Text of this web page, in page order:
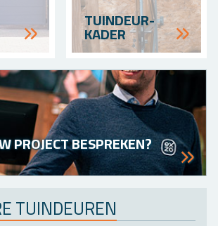
TUIN­DEUR­
KADER
PRO­JECT BE­SPRE­KEN?
TUIN­DEU­REN